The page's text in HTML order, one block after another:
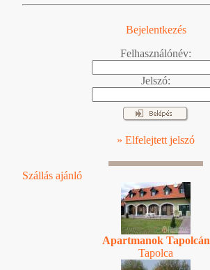
Bejelentkezés
Felhasználónév:
Jelszó:
» Elfelejtett jelszó
Szállás ajánló
Apartmanok Tapolcán
Tapolca